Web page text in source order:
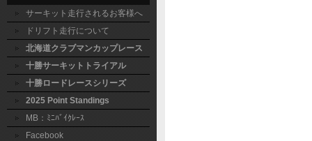
サーキット走行されるお客様へ
ドリフト走行について
北海道クラブマンカップレース
十勝サーキットトライアル
十勝ロードレースシリーズ
2025 Point Standings
MB：ﾐﾆﾊﾞｲｸﾚｰｽ
Facebook